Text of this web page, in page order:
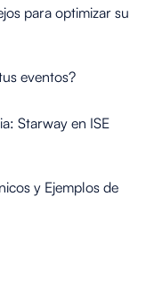
para optimizar su
eventos?
Starway en ISE
y Ejemplos de